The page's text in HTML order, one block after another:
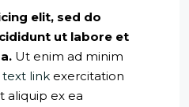
elit, sed do
ut labore et
Ut enim ad minim
text link exercitation
aliquip ex ea